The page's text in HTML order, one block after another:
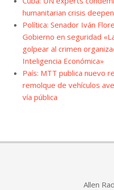
humanitarian crisis
Política: Senador Iván
Gobierno en seguridad
golpear al crimen
Inteligencia Económica»
País: MTT publica nuevo
remolque de vehículos
vía pública
Allen